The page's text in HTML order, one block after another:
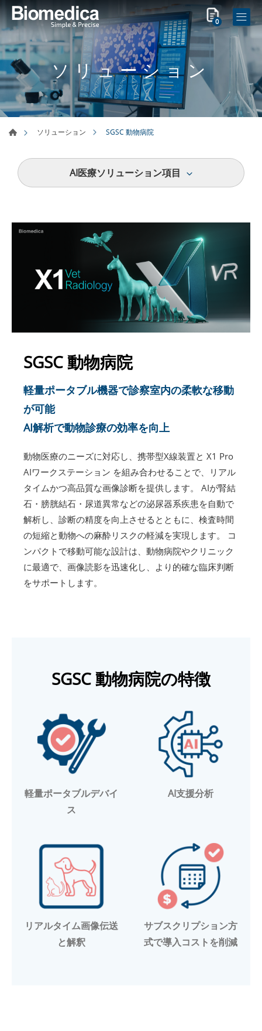
0
ソリューション
ソリューション SGSC 動物病院
AI医療ソリューション項目
SGSC 動物病院
軽量ポータブル機器で診察室内の柔軟な移動
が可能
AI解析で動物診療の効率を向上
動物医療のニーズに対応し、携帯型X線装置と X1 Pro
AIワークステーション を組み合わせることで、リアル
タイムかつ高品質な画像診断を提供します。 AIが腎結
石・膀胱結石・尿道異常などの泌尿器系疾患を自動で
解析し、診断の精度を向上させるとともに、検査時間
の短縮と動物への麻酔リスクの軽減を実現します。 コ
ンパクトで移動可能な設計は、動物病院やクリニック
に最適で、画像読影を迅速化し、より的確な臨床判断
をサポートします。
SGSC 動物病院の特徴
軽量ポータブルデバイ
ス
AI支援分析
リアルタイム画像伝送
と解釈
サブスクリプション方
式で導入コストを削減